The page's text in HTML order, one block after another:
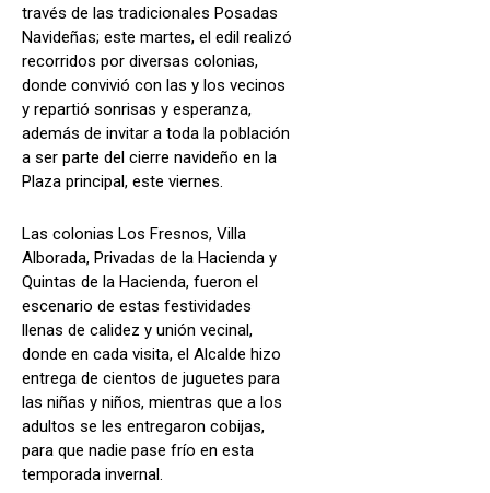
través de las tradicionales Posadas
Navideñas; este martes, el edil realizó
recorridos por diversas colonias,
donde convivió con las y los vecinos
y repartió sonrisas y esperanza,
además de invitar a toda la población
a ser parte del cierre navideño en la
Plaza principal, este viernes.
Las colonias Los Fresnos, Villa
Alborada, Privadas de la Hacienda y
Quintas de la Hacienda, fueron el
escenario de estas festividades
llenas de calidez y unión vecinal,
donde en cada visita, el Alcalde hizo
entrega de cientos de juguetes para
las niñas y niños, mientras que a los
adultos se les entregaron cobijas,
para que nadie pase frío en esta
temporada invernal.